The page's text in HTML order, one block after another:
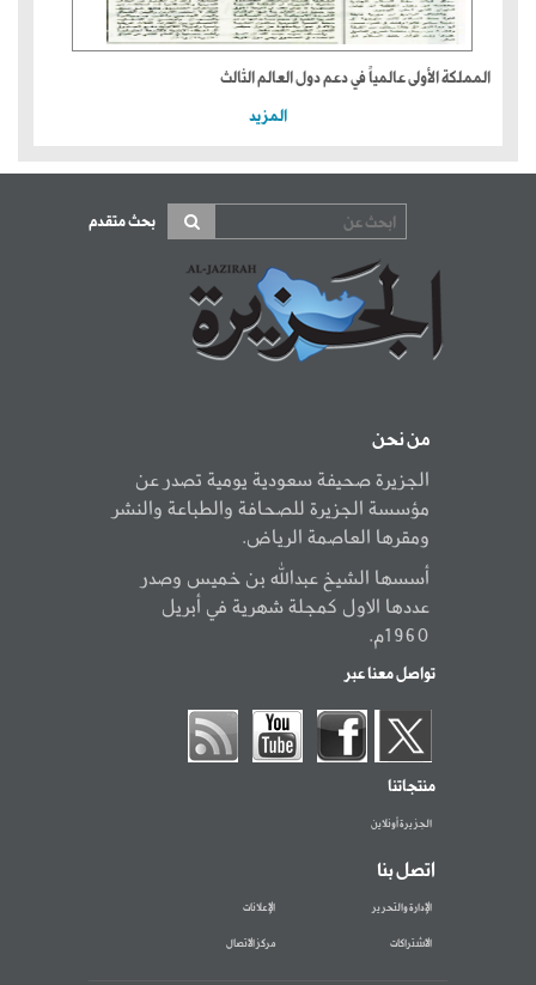
المملكة الأولى عالمياً في دعم دول العالم الثالث
المزيد
بحث متقدم
من نحن
الجزيرة صحيفة سعودية يومية تصدر عن
مؤسسة الجزيرة للصحافة والطباعة والنشر
ومقرها العاصمة الرياض.
أسسها الشيخ عبدالله بن خميس وصدر
عددها الاول كمجلة شهرية في أبريل
1960م.
تواصل معنا عبر
منتجاتنا
الجزيرة أونلاين
اتصل بنا
الإدارة والتحرير الإعلانات
الاشتراكات مركز الاتصال